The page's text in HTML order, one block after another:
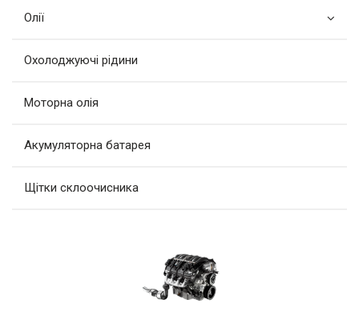
Олії
Охолоджуючі рідини
Моторна олія
Акумуляторна батарея
Щітки склоочисника